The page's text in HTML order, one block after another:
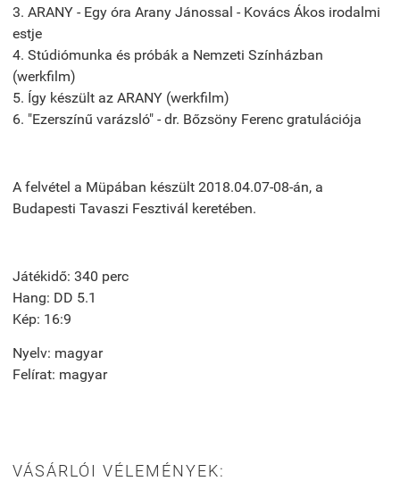
3. ARANY - Egy óra Arany Jánossal - Kovács Ákos irodalmi
estje
4. Stúdiómunka és próbák a Nemzeti Színházban
(werkfilm)
5. Így készült az ARANY (werkfilm)
6. "Ezerszínű varázsló" - dr. Bőzsöny Ferenc gratulációja
A felvétel a Müpában készült 2018.04.07-08-án, a
Budapesti Tavaszi Fesztivál keretében.
Játékidő: 340 perc
Hang: DD 5.1
Kép: 16:9
Nyelv: magyar
Felírat: magyar
VÁSÁRLÓI VÉLEMÉNYEK: